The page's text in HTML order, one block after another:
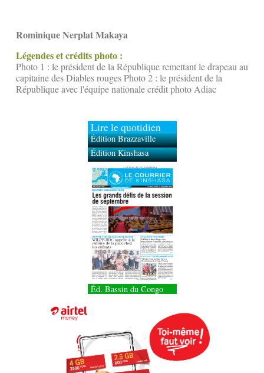
Rominique Nerplat Makaya
Légendes et crédits photo :
Photo 1 : le président de la République remettant le drapeau au
capitaine des Diables rouges Photo 2 : le président de la
République avec l'équipe nationale crédit photo Adiac
Lire le quotidien
Édition Brazzaville
Édition Kinshasa
Éd. Bassin du Congo